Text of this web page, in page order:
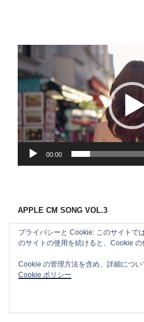
動
画
プ
レ
ー
ヤ
ー
00:00
APPLE CM SONG VOL.3
プライバシーと Cookie: このサイトで
のサイトの使用を続けると、Cookie の
Cookie の管理方法を含め、詳細につ
Cookie ポリシー